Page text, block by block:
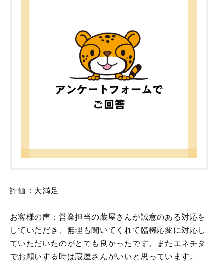
評価：大満足
お客様の声：営業担当の蔵屋さんが誠意のある対応を
していただき、無理も聞いてくれて臨機応変に対応し
ていただいたのがとても良かったです。またエネチタ
でお願いする時は蔵屋さんがいいと思っています。